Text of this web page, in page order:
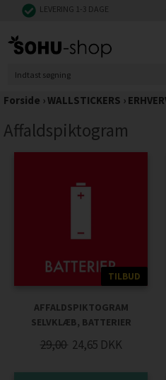
LEVERING 1-3 DAGE
Forside ›WALLSTICKERS ›
Affaldspiktogram
TILBUD
AFFALDSPIKTOGRAM
SELVKLÆB, BATTERIER
29,00 24,65 DKK